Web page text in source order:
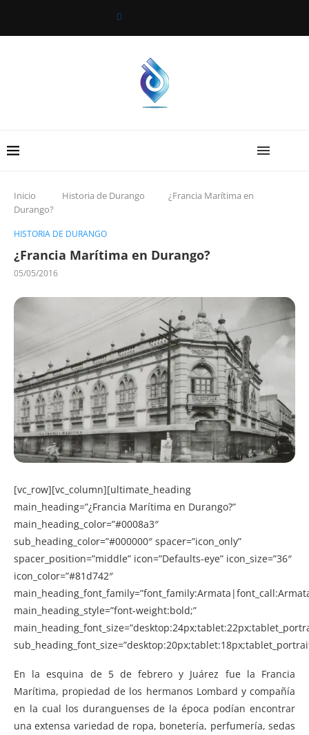
Inicio Historia de Durango
¿Francia Marítima en
Durango?
HISTORIA DE DURANGO
¿Francia Marítima en Durango?
05/05/2016
[vc_row][vc_column][ultimate_heading
main_heading=”¿Francia Marítima en Durango?”
main_heading_color=”#0008a3″
sub_heading_color=”#000000″ spacer=”icon_only”
spacer_position=”middle” icon=”Defaults-eye” icon_size=”36″
icon_color=”#81d742″
main_heading_style=”font-weight:bold;”
En la esquina de 5 de febrero y Juárez fue la Francia
Marítima, propiedad de los hermanos Lombard y compañía
en la cual los duranguenses de la época podían encontrar
una extensa variedad de ropa, bonetería, perfumería, sedas